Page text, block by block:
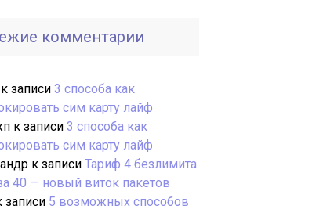
комментарии
к записи 3 способа как
сим карту лайф
к записи 3 способа как
сим карту лайф
к записи Тариф 4 безлимита
40 — новый виток пакетов
записи 5 возможных способов